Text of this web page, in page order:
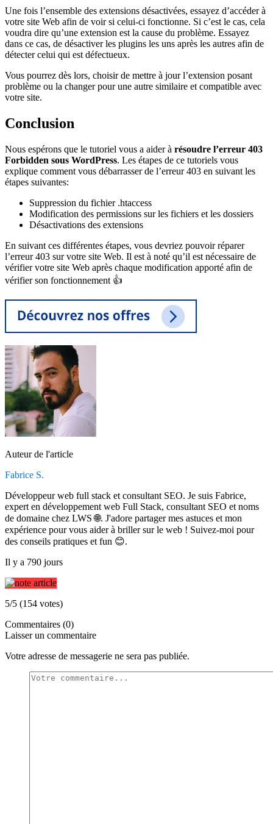
Une fois l’ensemble des extensions désactivées, essayez d’accéder à
votre site Web afin de voir si celui-ci fonctionne. Si c’est le cas, cela
voudra dire qu’une extension est la cause du problème. Essayez
dans ce cas, de désactiver les plugins les uns après les autres afin de
détecter celui qui est défectueux.
Vous pourrez dès lors, choisir de mettre à jour l’extension posant
problème ou la changer pour une autre similaire et compatible avec
votre site.
Conclusion
Nous espérons que le tutoriel vous a aider à résoudre l’erreur 403
Forbidden sous WordPress. Les étapes de ce tutoriels vous
explique comment vous débarrasser de l’erreur 403 en suivant les
étapes suivantes:
Suppression du fichier .htaccess
Modification des permissions sur les fichiers et les dossiers
Désactivations des extensions
En suivant ces différentes étapes, vous devriez pouvoir réparer
l’erreur 403 sur votre site Web. Il est à noté qu’il est nécessaire de
vérifier votre site Web après chaque modification apporté afin de
vérifier son fonctionnement 👍
Auteur de l'article
Fabrice S.
Développeur web full stack et consultant SEO. Je suis Fabrice,
expert en développement web Full Stack, consultant SEO et noms
de domaine chez LWS 🌐. J'adore partager mes astuces et mon
expérience pour vous aider à briller sur le web ! Suivez-moi pour
des conseils pratiques et fun 😊.
Il y a 790 jours
5/5 (154 votes)
Commentaires (0)
Laisser un commentaire
Votre adresse de messagerie ne sera pas publiée.